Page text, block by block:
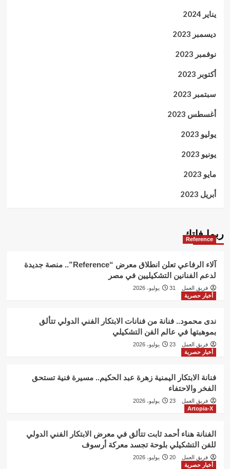
يناير 2024
ديسمبر 2023
نوفمبر 2023
أكتوبر 2023
سبتمبر 2023
أغسطس 2023
يوليو 2023
يونيو 2023
مايو 2023
أبريل 2023
ربما فاتك
Reference
آلاء الرفاعي تعلن انطلاق معرض “Reference”.. منصة جديدة
لدعم الفنانين التشكيليين في مصر
فريق العمل
31 يوليو، 2026
أخبار حصرية
ندى محمود.. فنانة من فنانات الابتكار الفني الدولي تتألق
بموهبتها في عالم الفن التشكيلي
فريق العمل
23 يوليو، 2026
أخبار حصرية
فنانة الابتكار اليمنية زهرة عبد الحكيم.. مسيرة فنية تستحق
الفخر والاحتفاء
فريق العمل
23 يوليو، 2026
Artopia-X
الفنانة هناء أحمد ثابت تتألق في معرض الابتكار الفني الدولي
للفن التشكيلي بلوحة تجسد معركة أرسوف
فريق العمل
20 يوليو، 2026
أخبار حصرية